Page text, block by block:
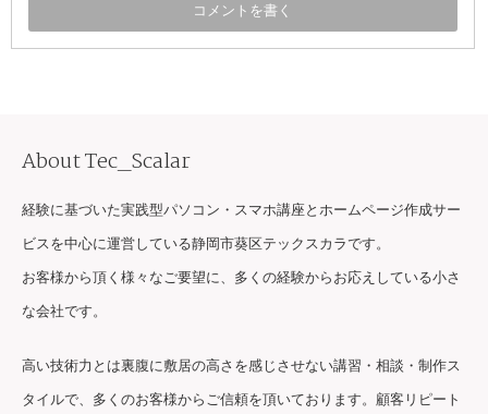
About Tec_Scalar
経験に基づいた実践型パソコン・スマホ講座とホームページ作成サー
ビスを中心に運営している静岡市葵区テックスカラです。
お客様から頂く様々なご要望に、多くの経験からお応えしている小さ
な会社です。
高い技術力とは裏腹に敷居の高さを感じさせない講習・相談・制作ス
タイルで、多くのお客様からご信頼を頂いております。顧客リピート